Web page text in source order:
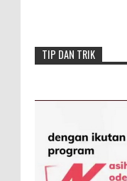
TIP DAN TRIK